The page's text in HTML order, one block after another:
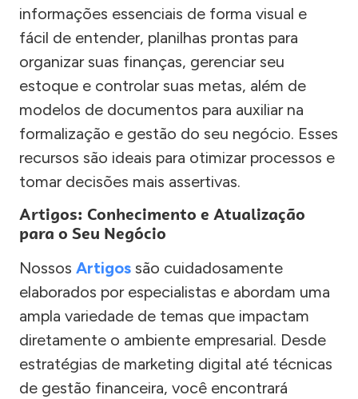
informações essenciais de forma visual e
fácil de entender, planilhas prontas para
organizar suas finanças, gerenciar seu
estoque e controlar suas metas, além de
modelos de documentos para auxiliar na
formalização e gestão do seu negócio. Esses
recursos são ideais para otimizar processos e
tomar decisões mais assertivas.
Artigos: Conhecimento e Atualização
para o Seu Negócio
Nossos Artigos são cuidadosamente
elaborados por especialistas e abordam uma
ampla variedade de temas que impactam
diretamente o ambiente empresarial. Desde
estratégias de marketing digital até técnicas
de gestão financeira, você encontrará